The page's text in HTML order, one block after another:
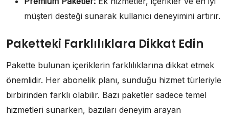
müşteri desteği sunarak kullanıcı deneyimini artırır.
Paketteki Farklılıklara Dikkat Edin
Pakette bulunan içeriklerin farklılıklarına dikkat etmek
önemlidir. Her abonelik planı, sunduğu hizmet türleriyle
birbirinden farklı olabilir. Bazı paketler sadece temel
hizmetleri sunarken, bazıları deneyim arayan